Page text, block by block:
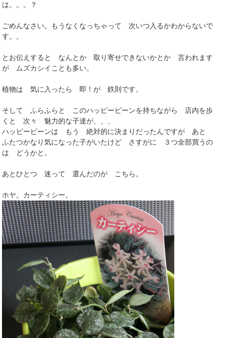
は。。。？
ごめんなさい。もうなくなっちゃって 次いつ入るかわからないで
す。。
とお伝えすると なんとか 取り寄せできないかとか 言われます
が ムズカシイことも多い。
植物は 気に入ったら 即！が 鉄則です。
そして ふらふらと このハッピービーンを持ちながら 店内を歩
くと 次々 魅力的な子達が、、、
ハッピービーンは もう 絶対的に決まりだったんですが あと
ふたつかなり気になった子がいたけど さすがに ３つ全部買うの
は どうかと。
あとひとつ 迷って 選んだのが こちら。
ホヤ。カーティシー。